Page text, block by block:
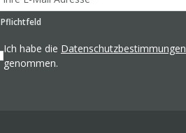
Pflichtfeld
Ich habe die Datenschutzbestimmungen
genommen.